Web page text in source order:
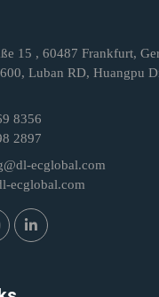
15 , 60487 Frankfurt,
Luban RD, Huangpu
8356
2897
ecglobal.com
ecglobal.com